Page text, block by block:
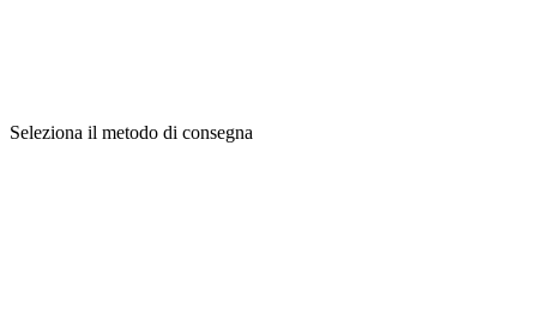
Seleziona il metodo di consegna